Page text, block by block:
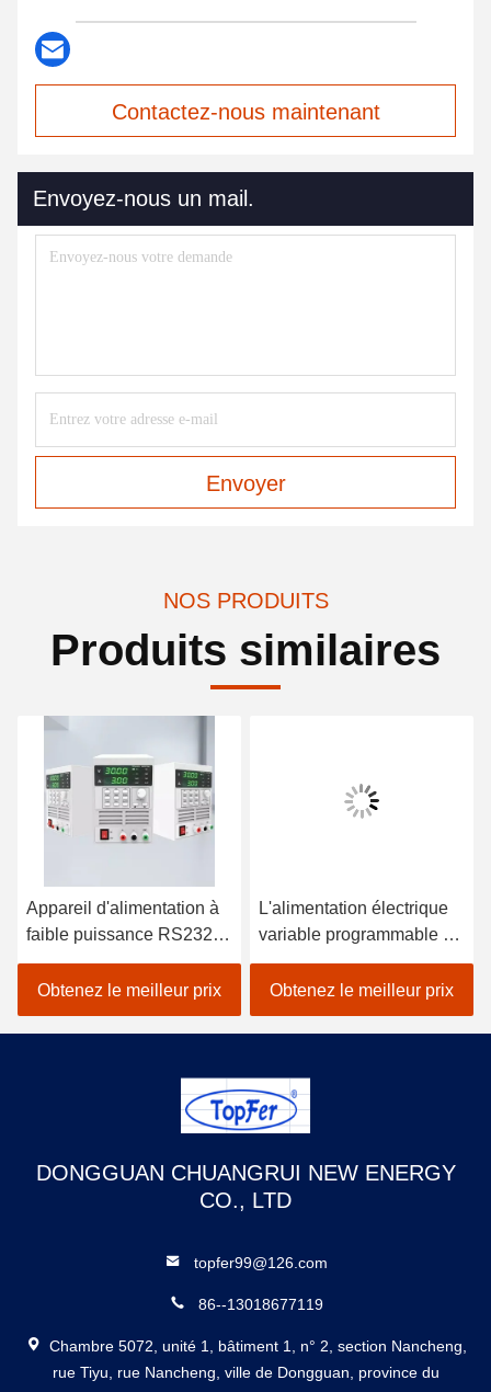
Contactez-nous maintenant
Envoyez-nous un mail.
Envoyer
NOS PRODUITS
Produits similaires
Appareil d'alimentation à
faible puissance RS232
USB source
d'alimentation en courant
continu variable
Obtenez le meilleur prix
L'alimentation électrique
variable programmable de
4000 W 2U
Obtenez le meilleur prix
DONGGUAN CHUANGRUI NEW ENERGY
CO., LTD
topfer99@126.com
86--13018677119
Chambre 5072, unité 1, bâtiment 1, n° 2, section Nancheng,
rue Tiyu, rue Nancheng, ville de Dongguan, province du